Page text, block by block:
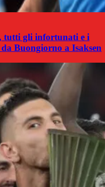
tutti gli infortunati e i
Buongiorno a Isaksen